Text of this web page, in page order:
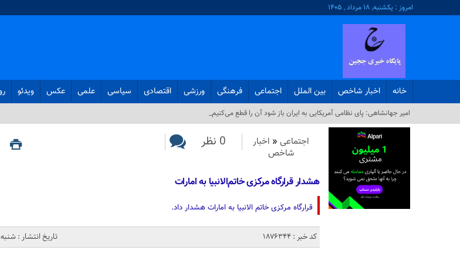
امروز : یکشنبه, ۱۸ مرداد , ۱۴۰۵
خانه اخبار شاخص بین الملل اجتماعی فرهنگی ورزشی اقتصادی سیاسی علمی عکس ویدئو
امیر جهانشاهی: پای نظامی آمریکایی به ایران باز شود آن را قطع می‌کنیم_
اجتماعی « اخبار
شاخص
0 نظر
هشدار قرارگاه مرکزی خاتم‌الانبیا به امارات
قرارگاه مرکزی خاتم الانبیا به امارات هشدار داد.
کد خبر : 1876344 تاریخ انتشار : شنبه 21 مارس 2026 - 0:49